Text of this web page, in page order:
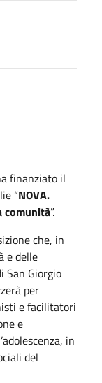
finanziato il
“NOVA.
comunità”.
che, in
e delle
San Giorgio
per
e facilitatori
e
in
del